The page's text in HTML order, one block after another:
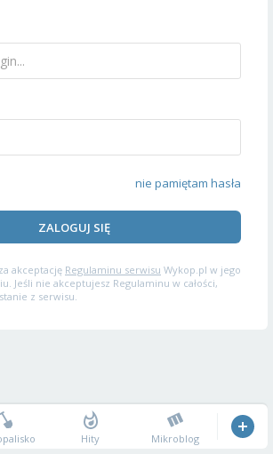
nie pamiętam hasła
ZALOGUJ SIĘ
akceptację Regulaminu serwisu Wykop.pl w jego
Jeśli nie akceptujesz Regulaminu w całości,
z serwisu.
Hity Mikroblog